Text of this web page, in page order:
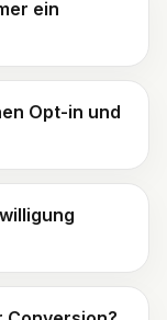
ein
Opt-in und